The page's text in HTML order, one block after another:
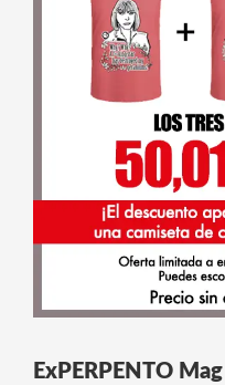
ExPERPENTO Mag